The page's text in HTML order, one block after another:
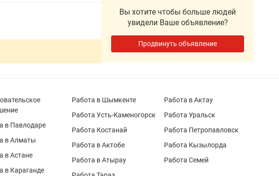
Вы хотите чтобы больше людей
увидели Ваше объявление?
Продвинуть объявление
в Павлодаре
в Алматы
в Астане
в Караганде
Работа в Шымкенте
Работа Усть-Каменогорск
Работа Костанай
Работа в Актобе
Работа в Атырау
Работа в Актау
Работа Уральск
Работа Петропавловск
Работа Кызылорда
Работа Семей